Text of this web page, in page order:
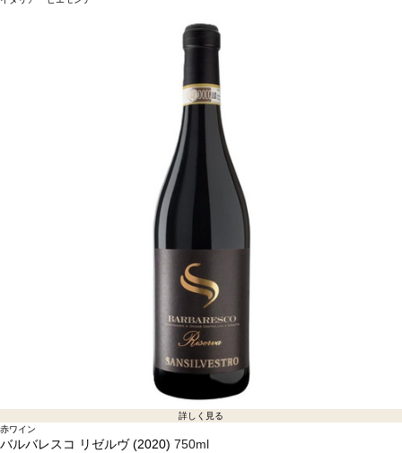
詳しく見る
赤ワイン
バルバレスコ リゼルヴ (2020) 750ml